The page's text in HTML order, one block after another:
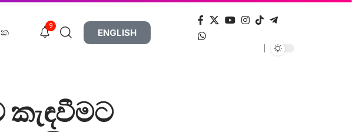
9
ENGLISH
කැඳවීමට